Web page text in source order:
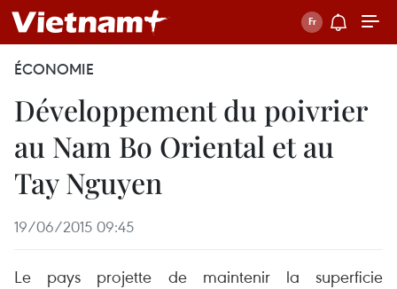
ÉCONOMIE
Développement du poivrier
au Nam Bo Oriental et au
Tay Nguyen
19/06/2015 09:45
Le pays projette de maintenir la superficie